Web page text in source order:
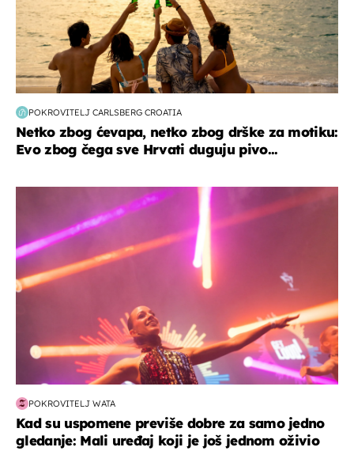
POKROVITELJ CARLSBERG CROATIA
Netko zbog ćevapa, netko zbog drške za motiku:
Evo zbog čega sve Hrvati duguju pivo...
POKROVITELJ WATA
Kad su uspomene previše dobre za samo jedno
gledanje: Mali uređaj koji je još jednom oživio